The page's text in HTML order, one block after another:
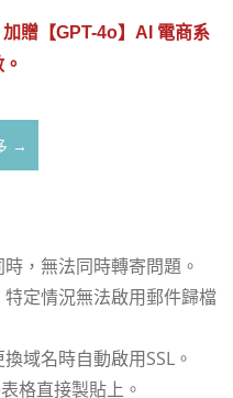
贈【GPT-4o】AI 電商系
→
，無法同時轉寄問題。
定情況無法啟用郵件歸檔
域名時自動啟用SSL。
格直接製貼上。